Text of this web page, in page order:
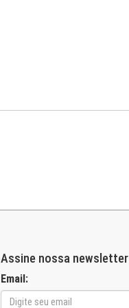
Assine nossa newsletter
Email: